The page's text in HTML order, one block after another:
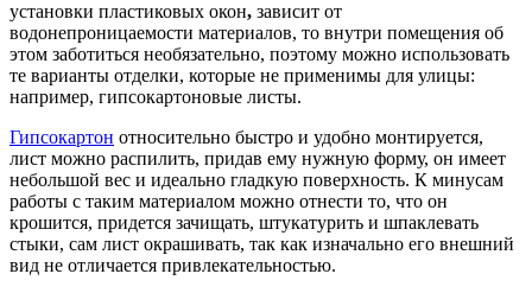
установки пластиковых окон, зависит от
водонепроницаемости материалов, то внутри помещения об
этом заботиться необязательно, поэтому можно использовать
те варианты отделки, которые не применимы для улицы:
например, гипсокартоновые листы.
Гипсокартон относительно быстро и удобно монтируется,
лист можно распилить, придав ему нужную форму, он имеет
небольшой вес и идеально гладкую поверхность. К минусам
работы с таким материалом можно отнести то, что он
крошится, придется зачищать, штукатурить и шпаклевать
стыки, сам лист окрашивать, так как изначально его внешний
вид не отличается привлекательностью.